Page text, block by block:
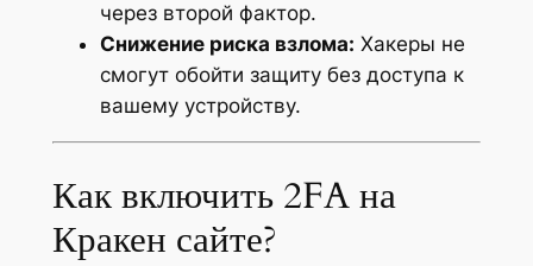
через второй фактор.
Снижение риска взлома: Хакеры не
смогут обойти защиту без доступа к
вашему устройству.
Как включить 2FA на
Кракен сайте?